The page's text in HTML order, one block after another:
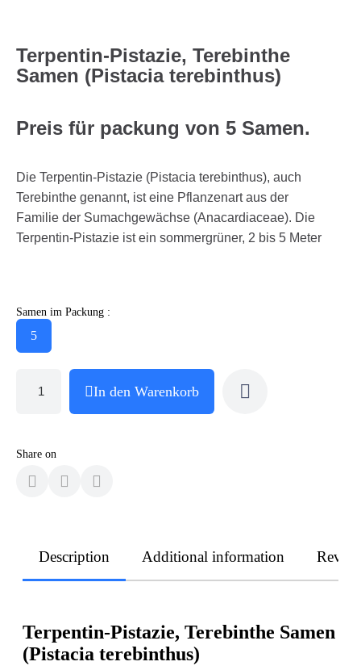
Terpentin-Pistazie, Terebinthe
Samen (Pistacia terebinthus)
Preis für packung von 5 Samen.
Die Terpentin-Pistazie (Pistacia terebinthus), auch
Terebinthe genannt, ist eine Pflanzenart aus der
Familie der Sumachgewächse (Anacardiaceae). Die
Terpentin-Pistazie ist ein sommergrüner, 2 bis 5 Meter
Samen im Packung :
5
In den Warenkorb
Share on
Description Additional information
Terpentin-Pistazie, Terebinthe Samen
(Pistacia terebinthus)